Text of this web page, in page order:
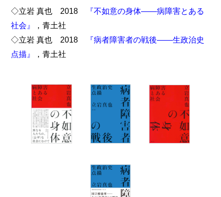
◇立岩 真也 2018
『不如意の身体――病障害とある
社会』
，青土社
◇立岩 真也 2018
『病者障害者の戦後――生政治史
点描』
，青土社